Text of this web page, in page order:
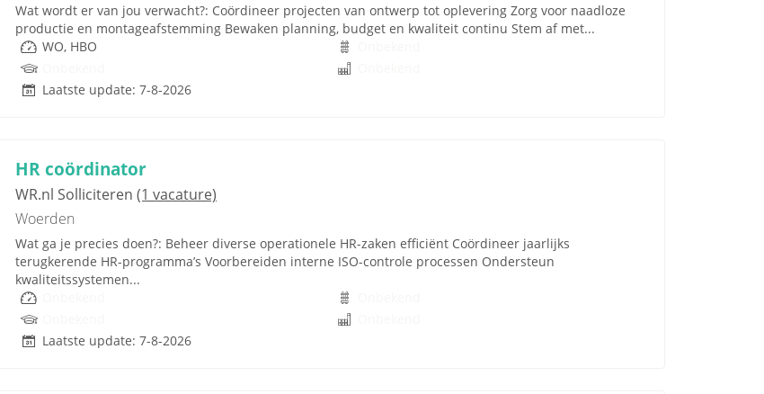
Wat wordt er van jou verwacht?: Coördineer projecten van ontwerp tot oplevering Zorg voor naadloze
productie en montageafstemming Bewaken planning, budget en kwaliteit continu Stem af met...
WO, HBO
Laatste update: 7-8-2026
HR coördinator
WR.nl Solliciteren (1 vacature)
Woerden
Wat ga je precies doen?: Beheer diverse operationele HR-zaken efficiënt Coördineer jaarlijks
terugkerende HR-programma’s Voorbereiden interne ISO-controle processen Ondersteun
kwaliteitssystemen...
Laatste update: 7-8-2026